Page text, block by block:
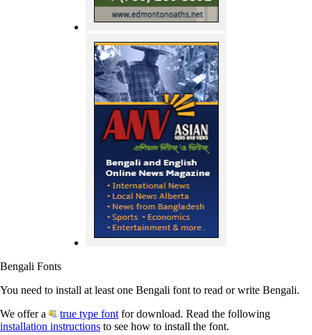
Bengali Fonts
You need to install at least one Bengali font to read or write Bengali.
We offer a
true type fontfor download. Read the following
installation instructions to see how to install the font.